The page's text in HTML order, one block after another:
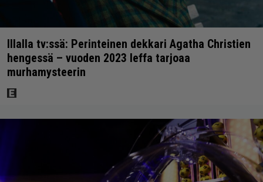
Illalla tv:ssä: Perinteinen dekkari Agatha Christien
hengessä – vuoden 2023 leffa tarjoaa
murhamysteerin